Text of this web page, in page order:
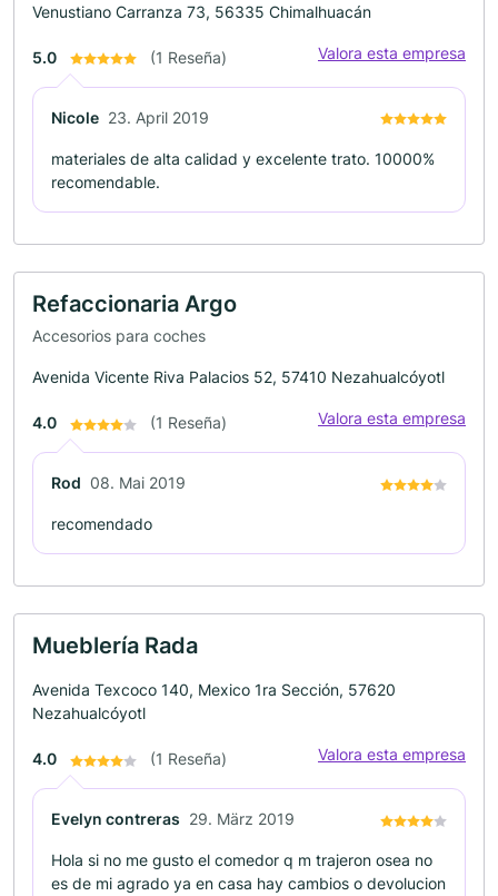
Venustiano Carranza 73, 56335 Chimalhuacán
5.0 (1 Reseña) Valora esta empresa
Nicole 23. April 2019
materiales de alta calidad y excelente trato. 10000%
recomendable.
Refaccionaria Argo
Accesorios para coches
Avenida Vicente Riva Palacios 52, 57410 Nezahualcóyotl
4.0 (1 Reseña) Valora esta empresa
Rod 08. Mai 2019
recomendado
Mueblería Rada
Avenida Texcoco 140, Mexico 1ra Sección, 57620
Nezahualcóyotl
4.0 (1 Reseña) Valora esta empresa
Evelyn contreras 29. März 2019
Hola si no me gusto el comedor q m trajeron osea no
es de mi agrado ya en casa hay cambios o devolucion